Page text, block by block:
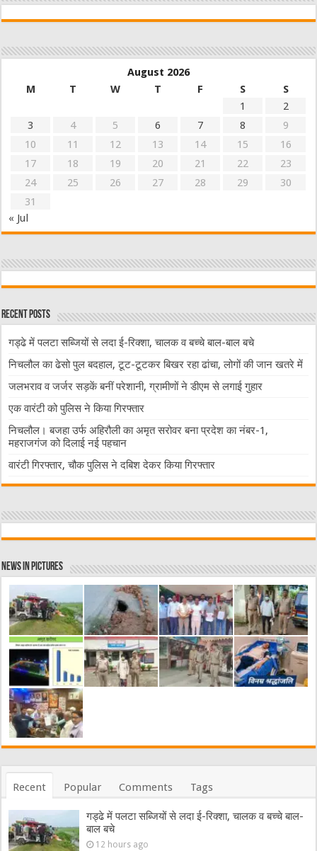
August 2026
M
T W T F S
S
1
2
3
4 5 6 7 8
9
10
11 12 13 14 15
16
17
18 19 20 21 22
23
24
25 26 27 28 29
30
31
« Jul
Recent Posts
गड्ढे में पलटा सब्जियों से लदा ई-रिक्शा, चालक व बच्चे बाल-बाल बचे
निचलौल का ढेसो पुल बदहाल, टूट-टूटकर बिखर रहा ढांचा, लोगों की जान खतरे में
जलभराव व जर्जर सड़कें बनीं परेशानी, ग्रामीणों ने डीएम से लगाई गुहार
एक वारंटी को पुलिस ने किया गिरफ्तार
निचलौल। बजहा उर्फ अहिरौली का अमृत सरोवर बना प्रदेश का नंबर-1,
महराजगंज को दिलाई नई पहचान
वारंटी गिरफ्तार, चौक पुलिस ने दबिश देकर किया गिरफ्तार
News in Pictures
Recent Popular Comments Tags
गड्ढे में पलटा सब्जियों से लदा ई-रिक्शा, चालक व बच्चे बाल-
बाल बचे
12 hours ago